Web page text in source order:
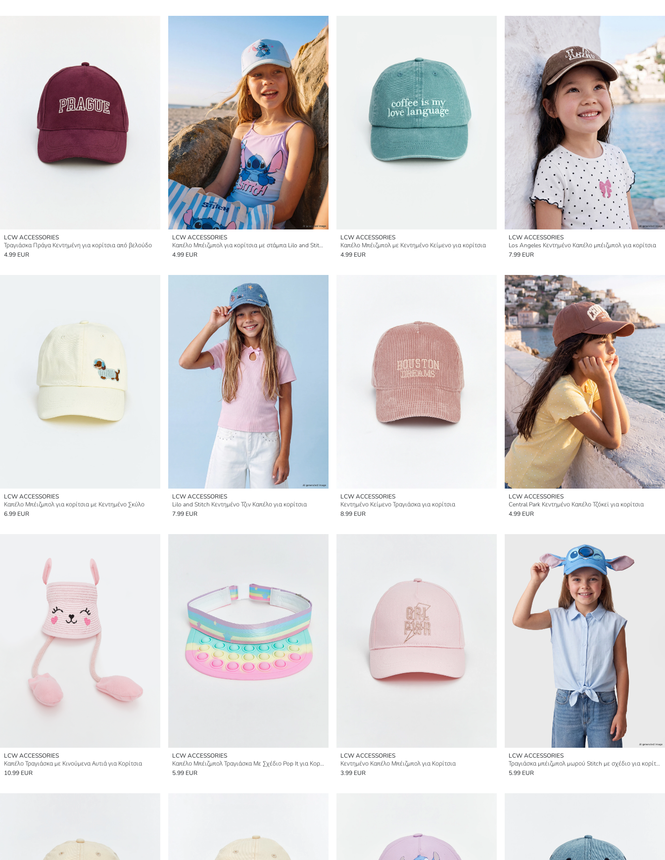
LCW ACCESSORIES
Τραγιάσκα Πράγα Κεντημένη για κορίτσια από βελούδο
4.99 EUR
LCW ACCESSORIES
Καπέλο Μπέιζμπολ για κορίτσια με στάμπα Lilo and Stitch
4.99 EUR
LCW ACCESSORIES
Καπέλο Μπέιζμπολ με Κεντημένο Κείμενο για κορίτσια
4.99 EUR
LCW ACCESSORIES
Los Angeles Κεντημένο Καπέλο μπέιζμπολ για κορίτσια
7.99 EUR
LCW ACCESSORIES
Καπέλο Μπέιζμπολ για κορίτσια με Κεντημένο Σκύλο
6.99 EUR
LCW ACCESSORIES
Lilo and Stitch Κεντημένο Τζιν Καπέλο για κορίτσια
7.99 EUR
LCW ACCESSORIES
Κεντημένο Κείμενο Τραγιάσκα για κορίτσια
8.99 EUR
LCW ACCESSORIES
Central Park Κεντημένο Καπέλο Τζόκεϊ για κορίτσια
4.99 EUR
LCW ACCESSORIES
Καπέλο Τραγιάσκα με Κινούμενα Αυτιά για Κορίτσια
10.99 EUR
LCW ACCESSORIES
Καπέλο Μπέιζμπολ Τραγιάσκα Με Σχέδιο Pop It για Κορίτσια
5.99 EUR
LCW ACCESSORIES
Κεντημένο Καπέλο Μπέιζμπολ για Κορίτσια
3.99 EUR
LCW ACCESSORIES
Τραγιάσκα μπέιζμπολ μωρού Stitch με σχέδιο για κορίτσια
5.99 EUR